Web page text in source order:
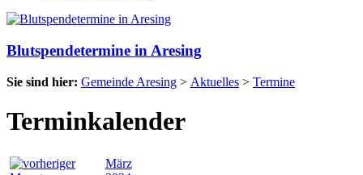
Blutspendetermine in Aresing
Sie sind hier: Gemeinde Aresing > Aktuelles > Termine
Terminkalender
März